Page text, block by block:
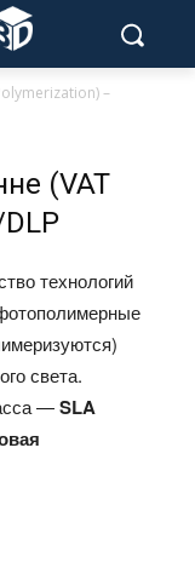
–
(VAT
технологий
света.
—SLA